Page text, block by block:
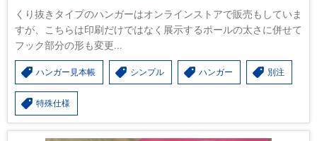
くり抜きタイプのハンガーはオンラインストアで販売もしていま
すが、こちらは印刷だけではなく展示するポールの太さに併せて
フック部分の形も変更...
ハンガー見本帳 シンプル ハンガー 別注
特殊仕様